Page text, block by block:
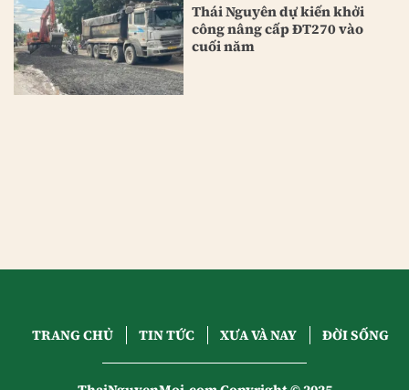
Thái Nguyên dự kiến khởi
công nâng cấp ĐT270 vào
cuối năm
TRANG CHỦ TIN TỨC XƯA VÀ NAY ĐỜI SỐNG